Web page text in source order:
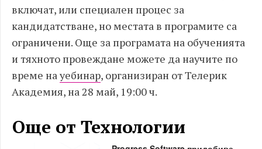
включат, или специален процес за
кандидатстване, но местата в програмите са
ограничени. Още за програмата на обученията
и тяхното провеждане можете да научите по
време на уебинар, организиран от Телерик
Академия, на 28 май, 19:00 ч.
Още от Технологии